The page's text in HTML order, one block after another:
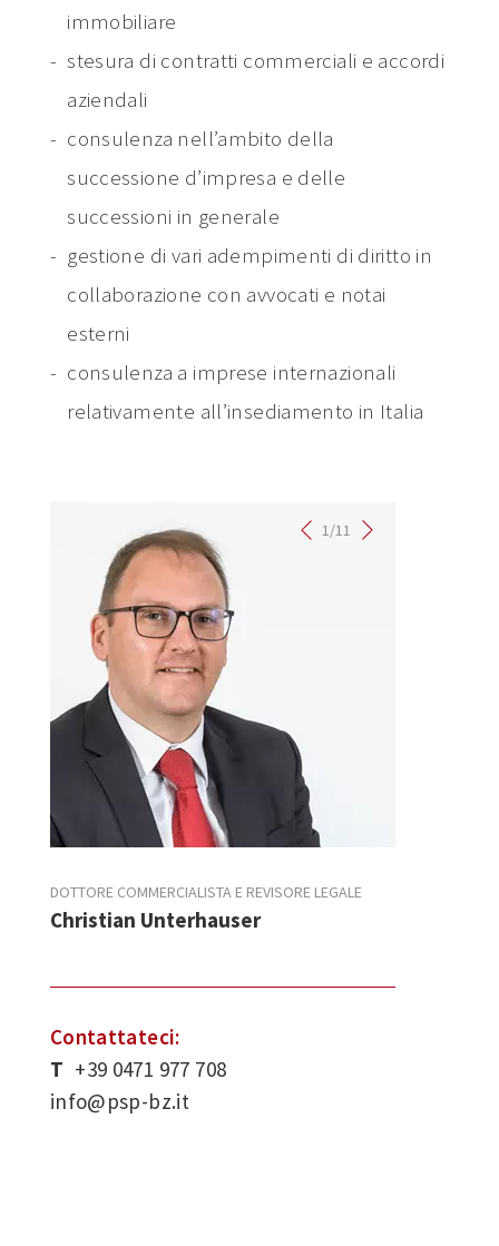
immobiliare
stesura di contratti commerciali e accordi
aziendali
consulenza nell’ambito della
successione d’impresa e delle
successioni in generale
gestione di vari adempimenti di diritto in
collaborazione con avvocati e notai
esterni
consulenza a imprese internazionali
relativamente all’insediamento in Italia
Contattateci:
T +39 0471 977 708
info@psp-bz.it
1/11
DOTTORE COMMERCIALISTA E REVISORE LEGALE
Christian Unterhauser